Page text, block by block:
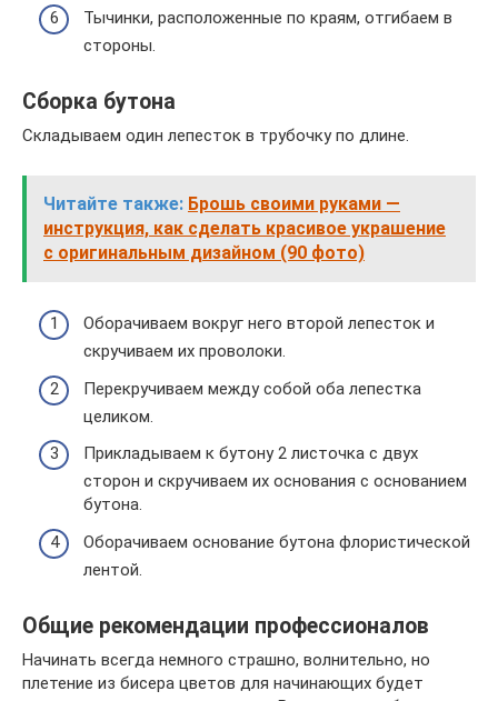
Тычинки, расположенные по краям, отгибаем в
стороны.
Сборка бутона
Складываем один лепесток в трубочку по длине.
Читайте также: Брошь своими руками —
инструкция, как сделать красивое украшение
с оригинальным дизайном (90 фото)
Оборачиваем вокруг него второй лепесток и
скручиваем их проволоки.
Перекручиваем между собой оба лепестка
целиком.
Прикладываем к бутону 2 листочка с двух
сторон и скручиваем их основания с основанием
бутона.
Оборачиваем основание бутона флористической
лентой.
Общие рекомендации профессионалов
Начинать всегда немного страшно, волнительно, но
плетение из бисера цветов для начинающих будет